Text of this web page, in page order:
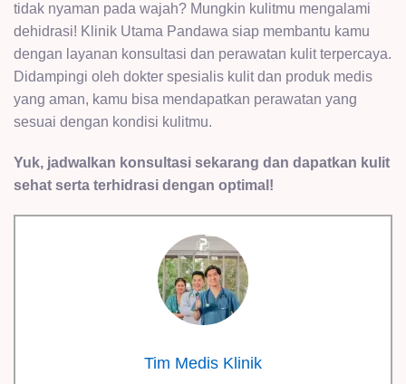
tidak nyaman pada wajah? Mungkin kulitmu mengalami
dehidrasi! Klinik Utama Pandawa siap membantu kamu
dengan layanan konsultasi dan perawatan kulit terpercaya.
Didampingi oleh dokter spesialis kulit dan produk medis
yang aman, kamu bisa mendapatkan perawatan yang
sesuai dengan kondisi kulitmu.
Yuk, jadwalkan konsultasi sekarang dan dapatkan kulit
sehat serta terhidrasi dengan optimal!
Tim Medis Klinik